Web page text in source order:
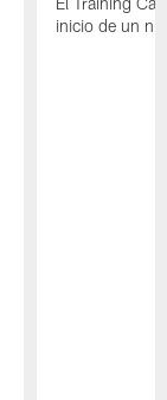
inicio de un